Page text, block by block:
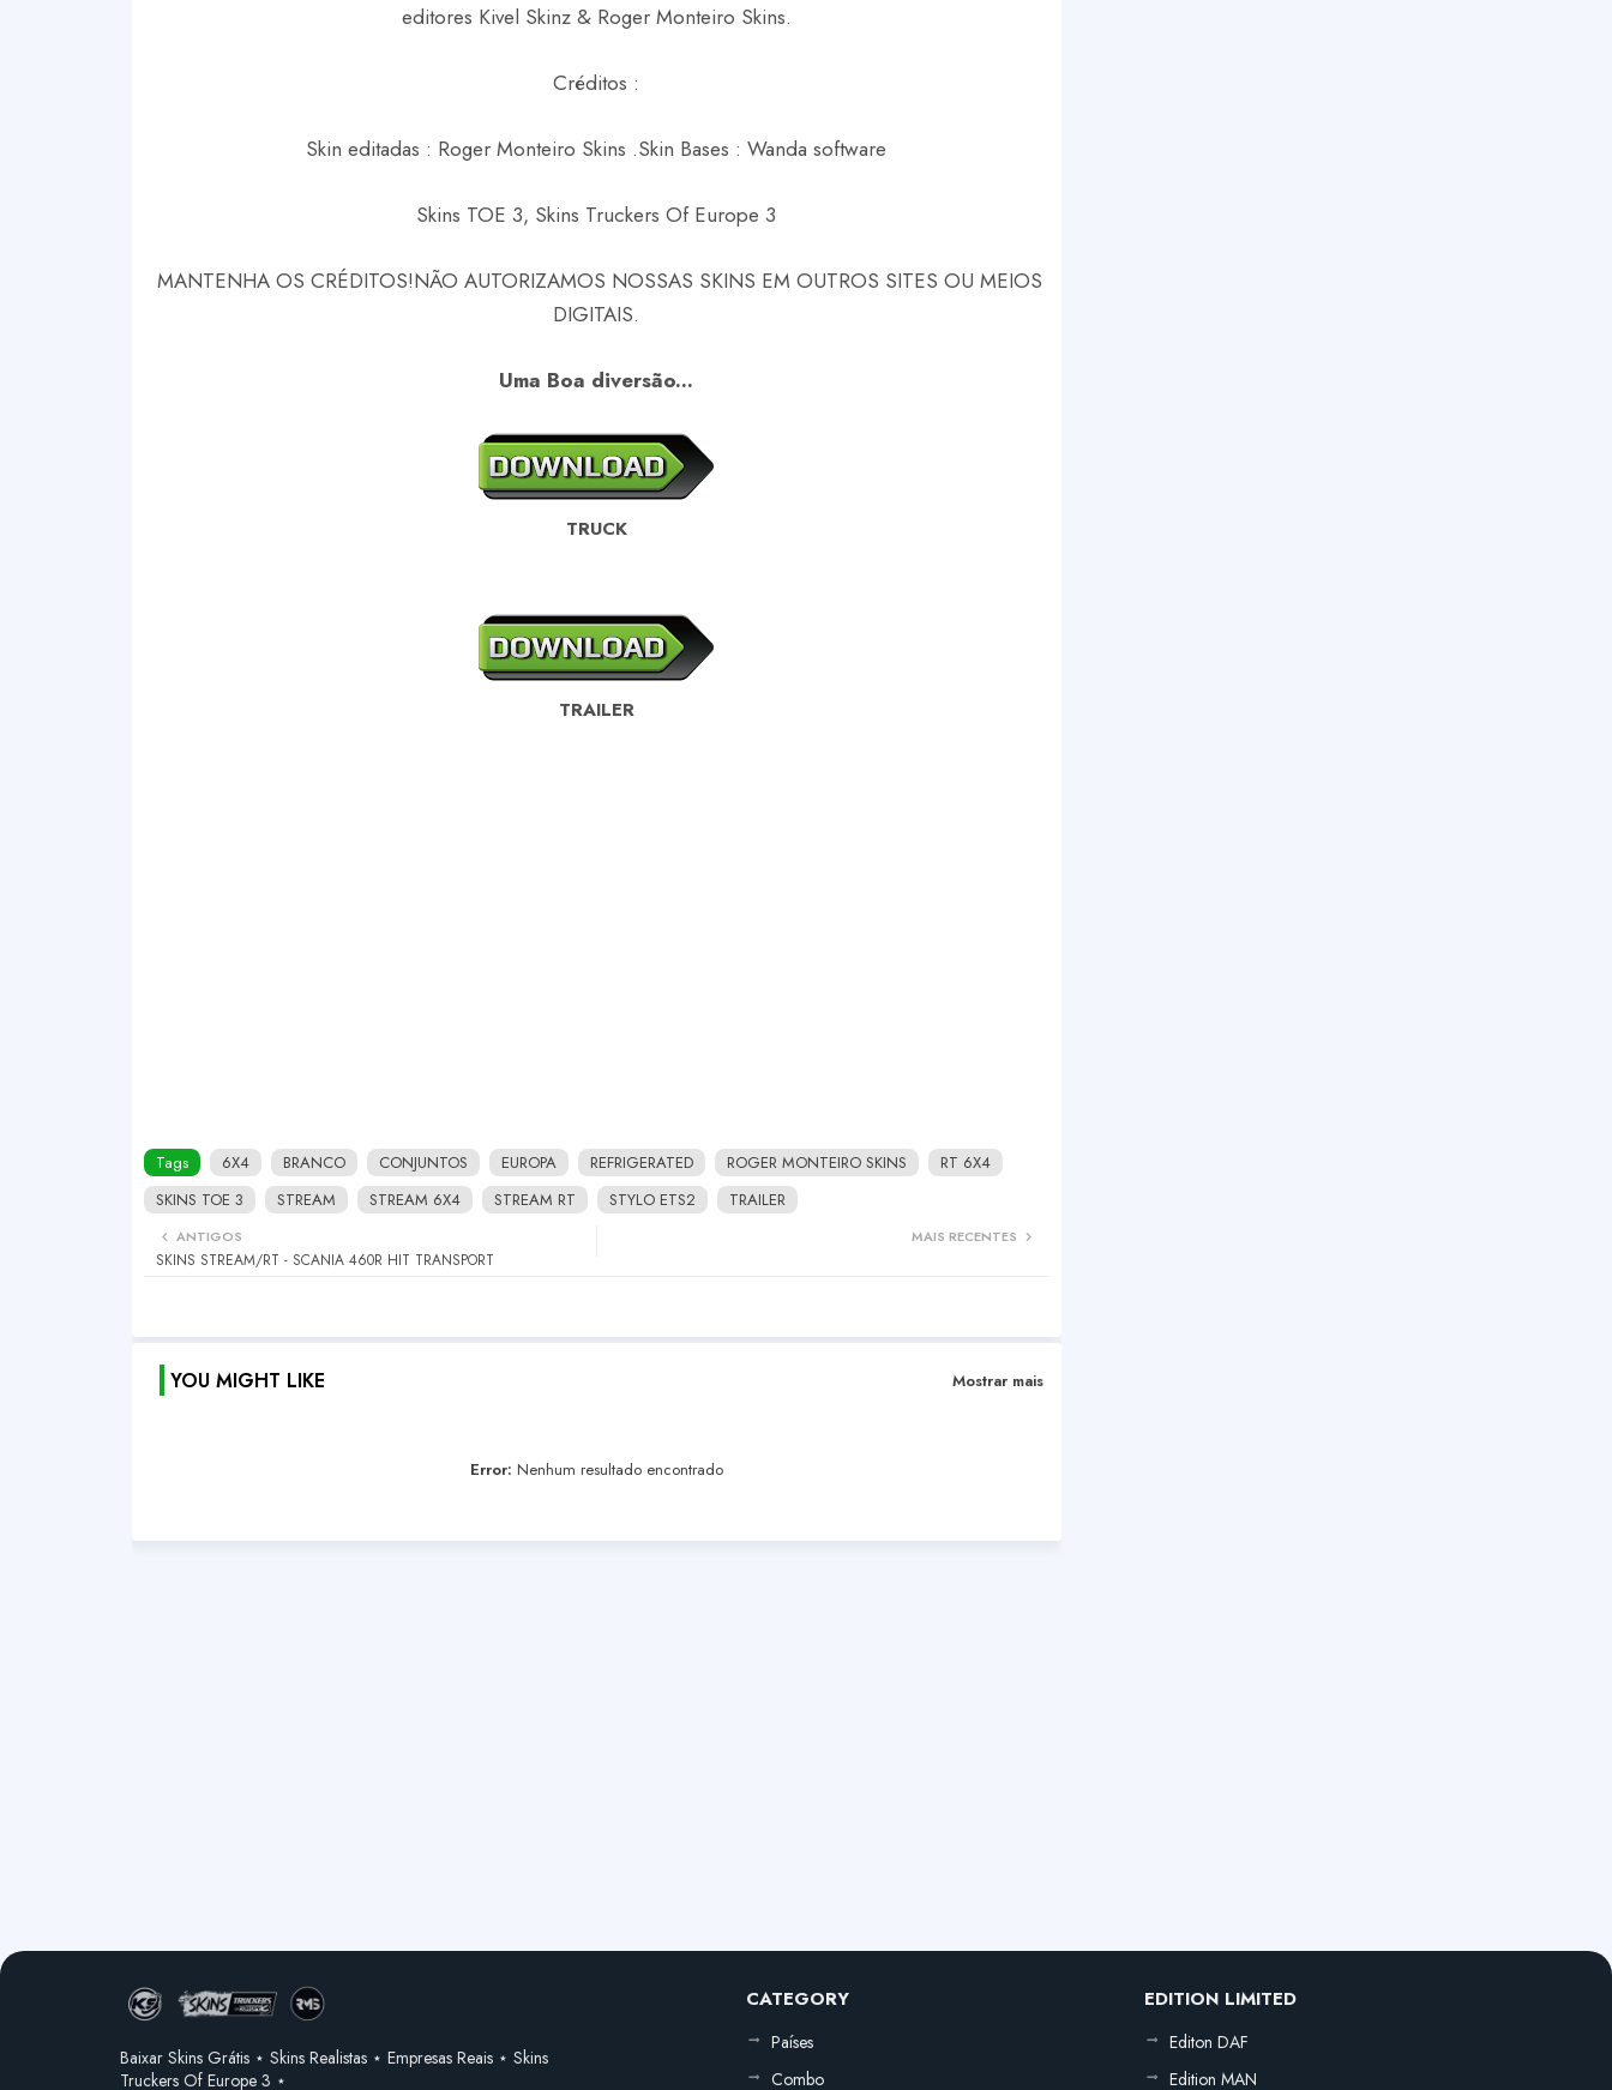
editores Kivel Skinz & Roger Monteiro Skins.
Créditos :
Skin editadas : Roger Monteiro Skins .Skin Bases : Wanda software
Skins TOE 3, Skins Truckers Of Europe 3
MANTENHA OS CRÉDITOS!NÃO AUTORIZAMOS NOSSAS SKINS EM OUTROS SITES OU MEIOS
DIGITAIS.
Uma Boa diversão...
TRUCK
TRAILER
Tags 6X4 BRANCO CONJUNTOS EUROPA REFRIGERATED ROGER MONTEIRO SKINS
RT 6X4
SKINS TOE 3
STREAM STREAM 6X4 STREAM RT STYLO ETS2 TRAILER
MAIS RECENTES
ANTIGOS
SKINS STREAM/RT - SCANIA 460R HIT TRANSPORT
YOU MIGHT LIKE Mostrar mais
Error: Nenhum resultado encontrado
Baixar Skins Grátis ⋆ Skins Realistas ⋆ Empresas Reais ⋆ Skins
Truckers Of Europe 3 ⋆
CATEGORY
Países
Combo
EDITION LIMITED
Editon DAF
Edition MAN